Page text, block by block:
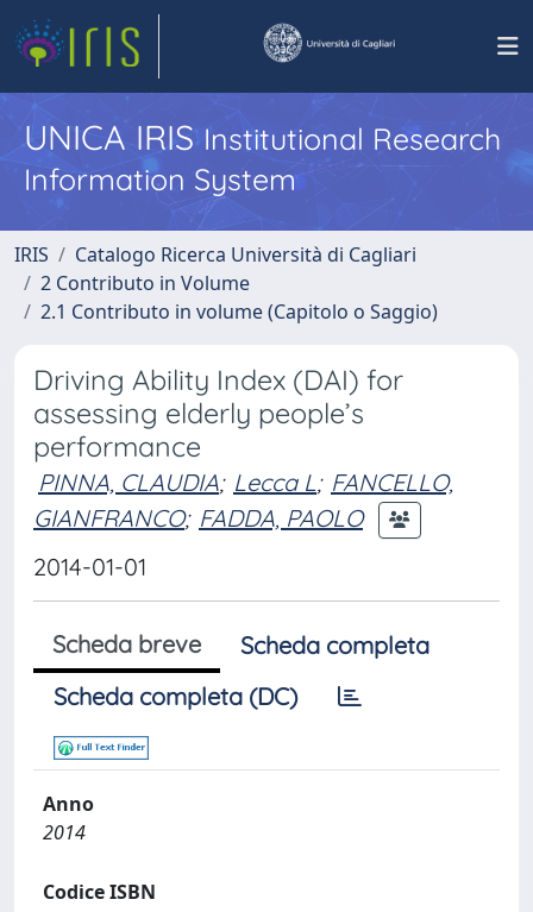
UNICA IRISInstitutional Research
Information System
IRIS
Catalogo Ricerca Università di Cagliari
2 Contributo in Volume
2.1 Contributo in volume (Capitolo o Saggio)
Driving Ability Index (DAI) for
assessing elderly people’s
performance
PINNA, CLAUDIA; Lecca L; FANCELLO,
GIANFRANCO; FADDA, PAOLO
2014-01-01
Scheda breve
Scheda completa
Scheda completa (DC)
Anno
2014
Codice ISBN